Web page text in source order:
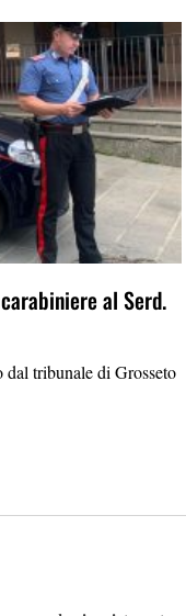
al Serd.
tribunale di Grosseto